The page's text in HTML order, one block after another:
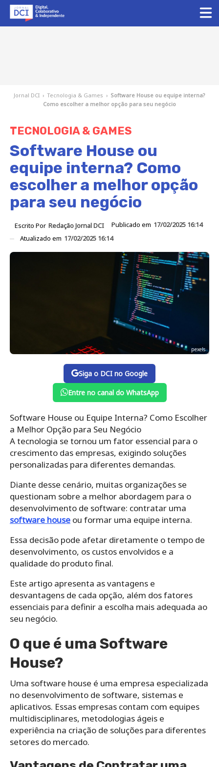
Jornal DCI › Tecnologia & Games › Software House ou equipe interna?
Como escolher a melhor opção para seu negócio
TECNOLOGIA & GAMES
Software House ou
equipe interna? Como
escolher a melhor opção
para seu negócio
Escrito Por Redação Jornal DCI Publicado em 17/02/2025 16:14
Atualizado em 17/02/2025 16:14
pexels
Siga o DCI no Google
Entre no canal do WhatsApp
Software House ou Equipe Interna? Como Escolher
a Melhor Opção para Seu Negócio
A tecnologia se tornou um fator essencial para o
crescimento das empresas, exigindo soluções
personalizadas para diferentes demandas.
Diante desse cenário, muitas organizações se
questionam sobre a melhor abordagem para o
desenvolvimento de software: contratar uma
software house ou formar uma equipe interna.
Essa decisão pode afetar diretamente o tempo de
desenvolvimento, os custos envolvidos e a
qualidade do produto final.
Este artigo apresenta as vantagens e
desvantagens de cada opção, além dos fatores
essenciais para definir a escolha mais adequada ao
seu negócio.
O que é uma Software
House?
Uma software house é uma empresa especializada
no desenvolvimento de software, sistemas e
aplicativos. Essas empresas contam com equipes
multidisciplinares, metodologias ágeis e
experiência na criação de soluções para diferentes
setores do mercado.